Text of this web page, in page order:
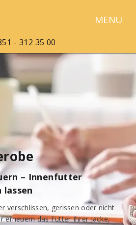
MENU
- 312 35 00
– Innenfutter
lassen
verschlissen, gerissen oder nicht
erneuern das Futter Ihrer Jacke,